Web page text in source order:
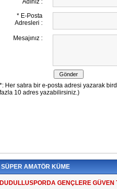
SÜPER AMATÖR KÜME
DUDULLUSPORDA GENÇLERE GÜVEN